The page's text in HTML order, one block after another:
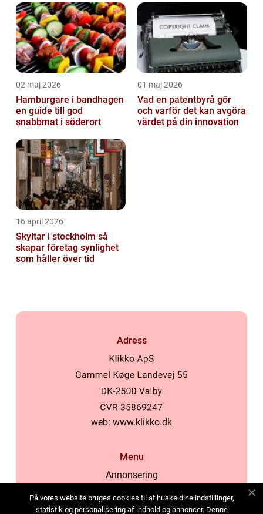
02 maj 2026
Hamburgare i bandhagen
en guide till god
snabbmat i söderort
01 maj 2026
Vad en patentbyrå gör
och varför det kan avgöra
värdet på din innovation
16 april 2026
Skyltar i stockholm så
skapar företag synlighet
som håller över tid
Adress
web: www.klikko.dk
Menu
Annonsering
Cookies
På vores website bruges cookies til at huske dine indstillinger,
statistik og personalisering af indhold og annoncer. Denne